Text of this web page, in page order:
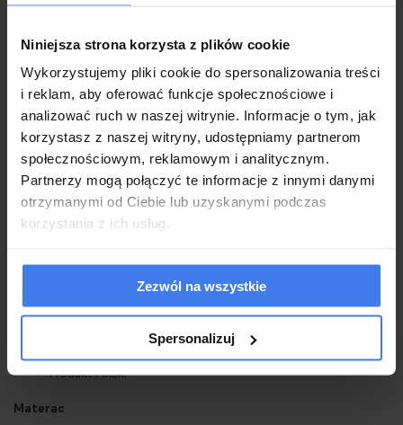
Niniejsza strona korzysta z plików cookie
Wykorzystujemy pliki cookie do spersonalizowania treści
i reklam, aby oferować funkcje społecznościowe i
analizować ruch w naszej witrynie. Informacje o tym, jak
korzystasz z naszej witryny, udostępniamy partnerom
społecznościowym, reklamowym i analitycznym.
Partnerzy mogą połączyć te informacje z innymi danymi
otrzymanymi od Ciebie lub uzyskanymi podczas
korzystania z ich usług.
Zezwól na wszystkie
Spersonalizuj
Wykonanie
Model: Malaga
Materac w komplecie: Nie
Wymiar : 232 x 198 x 100 cm
Rozmiar pod materac: 180 x 200 cm
Rodzaj stelaża: Do wyboru z lisy
Pojemnik na pościel : W zależności od wybranego stelaża
(materiałowe dno)
Kolor: Do wyboru
Materiał :Tkanina tapicerska
Wysokość zagłówka: 100 cm
Kategoria produktu: Łóżko
Łóżko nowe fabrycznie zapakowane
Gwarancja: 24 miesiące
Produkt Polski
Materac